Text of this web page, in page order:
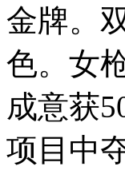
金牌。
色。女
成意获
项目中